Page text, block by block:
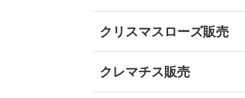
クリスマスローズ販売
クレマチス販売